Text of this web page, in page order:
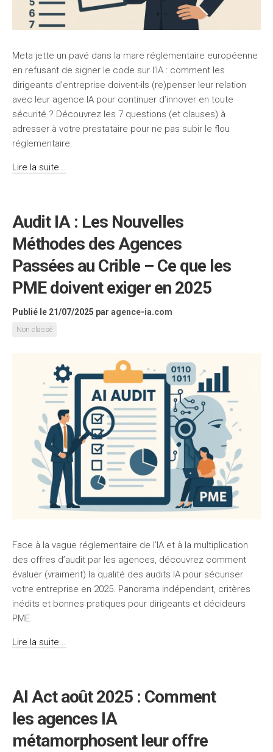
Meta jette un pavé dans la mare réglementaire européenne
en refusant de signer le code sur l’IA : comment les
dirigeants d’entreprise doivent-ils (re)penser leur relation
avec leur agence IA pour continuer d’innover en toute
sécurité ? Découvrez les 7 questions (et clauses) à
adresser à votre prestataire pour ne pas subir le flou
réglementaire.
Lire la suite...
Audit IA : Les Nouvelles
Méthodes des Agences
Passées au Crible – Ce que les
PME doivent exiger en 2025
Publié le 21/07/2025 par agence-ia.com
Non classé
Face à la vague réglementaire de l’IA et à la multiplication
des offres d’audit par les agences, découvrez comment
évaluer (vraiment) la qualité des audits IA pour sécuriser
votre entreprise en 2025. Panorama indépendant, critères
inédits et bonnes pratiques pour dirigeants et décideurs
PME.
Lire la suite...
AI Act août 2025 : Comment
les agences IA
métamorphosent leur offre